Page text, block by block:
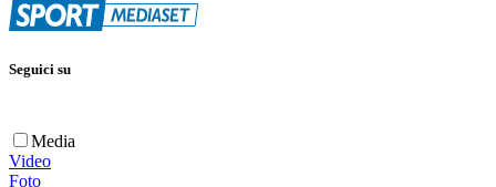
Seguici su
Media
Video
Foto